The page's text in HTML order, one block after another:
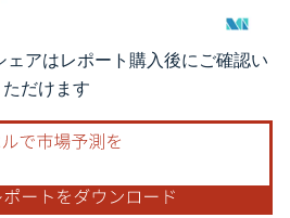
用にはCC BY 4.0の表示が必要です。
ェアはレポート購入後にご確認い
ただけます